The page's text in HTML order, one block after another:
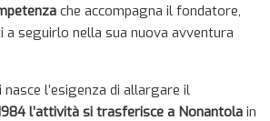
che accompagna il fondatore,
a seguirlo nella sua nuova avventura
l’esigenza di allargare il
l’attività si trasferisce a Nonantola in